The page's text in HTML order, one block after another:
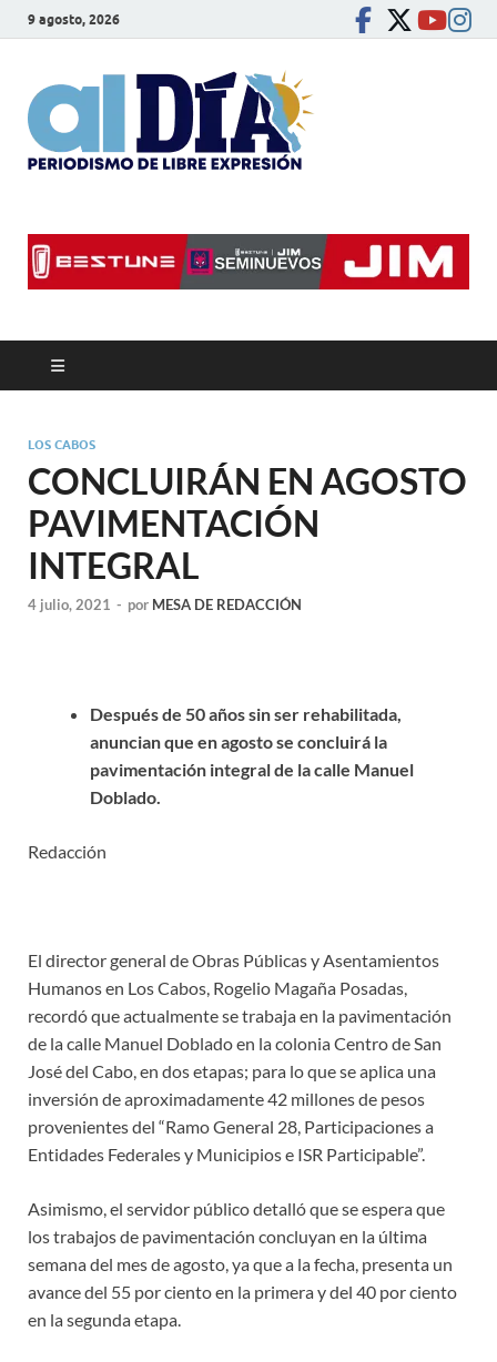
9 agosto, 2026
LOS CABOS
CONCLUIRÁN EN AGOSTO
PAVIMENTACIÓN
INTEGRAL
4 julio, 2021 - por MESA DE REDACCIÓN
Después de 50 años sin ser rehabilitada,
anuncian que en agosto se concluirá la
pavimentación integral de la calle Manuel
Doblado.
Redacción
El director general de Obras Públicas y Asentamientos
Humanos en Los Cabos, Rogelio Magaña Posadas,
recordó que actualmente se trabaja en la pavimentación
de la calle Manuel Doblado en la colonia Centro de San
José del Cabo, en dos etapas; para lo que se aplica una
inversión de aproximadamente 42 millones de pesos
provenientes del “Ramo General 28, Participaciones a
Entidades Federales y Municipios e ISR Participable”.
Asimismo, el servidor público detalló que se espera que
los trabajos de pavimentación concluyan en la última
semana del mes de agosto, ya que a la fecha, presenta un
avance del 55 por ciento en la primera y del 40 por ciento
en la segunda etapa.